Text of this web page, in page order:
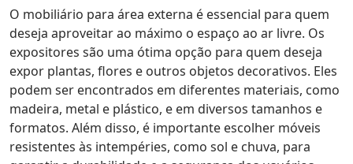
O mobiliário para área externa é essencial para quem
deseja aproveitar ao máximo o espaço ao ar livre. Os
expositores são uma ótima opção para quem deseja
expor plantas, flores e outros objetos decorativos. Eles
podem ser encontrados em diferentes materiais, como
madeira, metal e plástico, e em diversos tamanhos e
formatos. Além disso, é importante escolher móveis
resistentes às intempéries, como sol e chuva, para